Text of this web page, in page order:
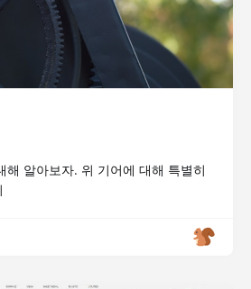
해 알아보자. 위 기어에 대해 특별히